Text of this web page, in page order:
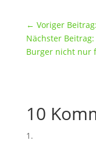
← Voriger
Nächster
Burger nicht nur
10